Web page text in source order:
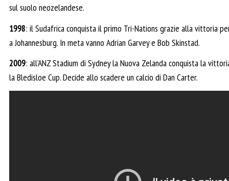
sul suolo neozelandese.
1998: il Sudafrica conquista il primo Tri-Nations grazie alla vittoria
a Johannesburg. In meta vanno Adrian Garvey e Bob Skinstad.
2009: all’ANZ Stadium di Sydney la Nuova Zelanda conquista la
la Bledisloe Cup. Decide allo scadere un calcio di Dan Carter.